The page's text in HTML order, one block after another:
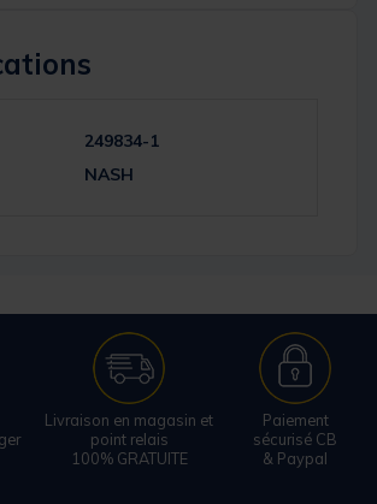
249834-1
NASH
Livraison en magasin et
point relais
100% GRATUITE
Paiement
sécurisé CB
& Paypal